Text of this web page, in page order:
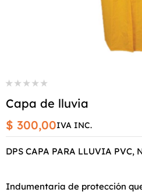
Capa de lluvia
$ 300,00IVA INC.
DPS CAPA PARA LLUVIA PVC,
Indumentaria de protección